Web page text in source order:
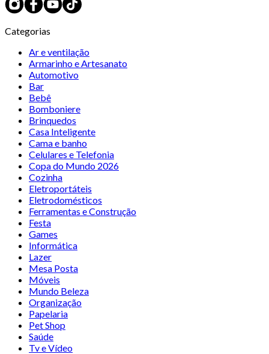
Categorias
Ar e ventilação
Armarinho e Artesanato
Automotivo
Bar
Bebê
Bomboniere
Brinquedos
Casa Inteligente
Cama e banho
Celulares e Telefonia
Copa do Mundo 2026
Cozinha
Eletroportáteis
Eletrodomésticos
Ferramentas e Construção
Festa
Games
Informática
Lazer
Mesa Posta
Móveis
Mundo Beleza
Organização
Papelaria
Pet Shop
Saúde
Tv e Vídeo